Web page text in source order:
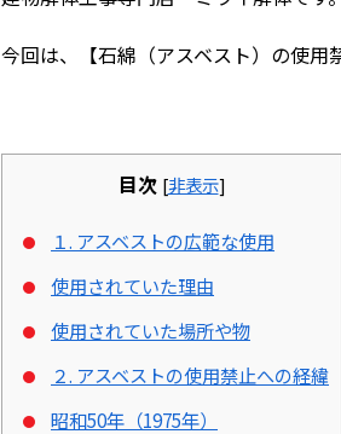
今回は、【石綿（アスベスト）の使用
目次 [非表示]
１. アスベストの広範な使用
使用されていた理由
使用されていた場所や物
２. アスベストの使用禁止への経緯
昭和50年（1975年）